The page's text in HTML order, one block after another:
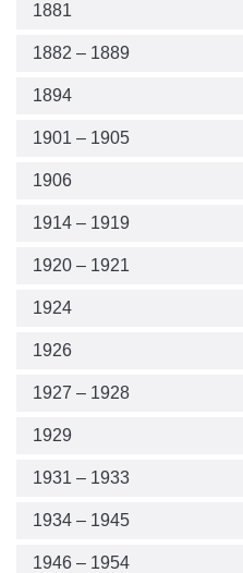
1881
1882 – 1889
1894
1901 – 1905
1906
1914 – 1919
1920 – 1921
1924
1926
1927 – 1928
1929
1931 – 1933
1934 – 1945
1946 – 1954